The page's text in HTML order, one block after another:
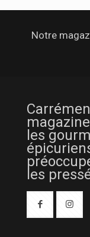
Notre
les
les